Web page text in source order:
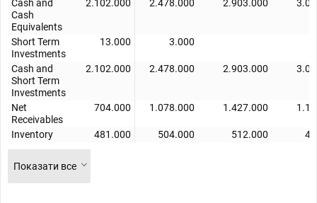
Cash and
Cash
Equivalents
2.102.000 2.478.000 2.903.000
Short Term
Investments
13.000 3.000
Cash and
Short Term
Investments
2.102.000 2.478.000 2.903.000
Net
Receivables
704.000 1.078.000 1.427.000
Inventory 481.000 504.000 512.000
Показати все